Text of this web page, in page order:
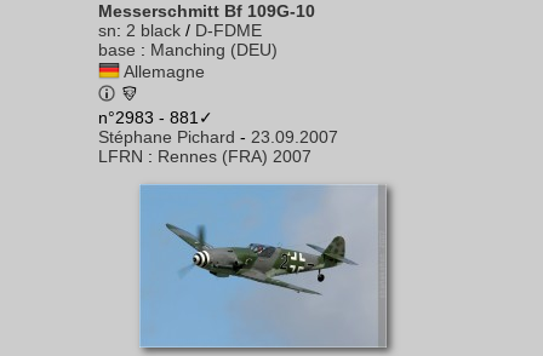
Messerschmitt Bf 109G-10
sn: 2 black / D-FDME
base : Manching (DEU)
Allemagne
n°2983 - 881✓
Stéphane Pichard - 23.09.2007
LFRN : Rennes (FRA) 2007